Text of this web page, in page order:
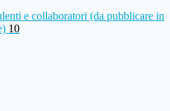
e collaboratori (da pubblicare in
10